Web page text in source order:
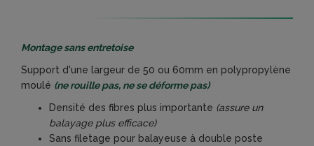
Montage sans entretoise
Support d'une largeur de 50 ou 60mm en polypropylène
moulé (ne rouille pas, ne se déforme pas)
Densité des fibres plus importante (assure un
balayage plus efficace)
Sans filetage pour balayeuse à double poste